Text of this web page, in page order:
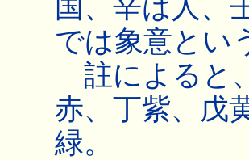
国、辛は人、
では象意とい
註によると
赤、丁紫、戊
緑。